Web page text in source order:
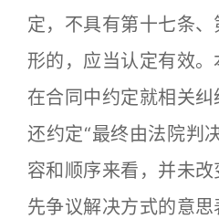
定，不具有第十七条
形的，应当认定有效
在合同中约定就相关纠
还约定“最终由法院判
容和顺序来看，并未
先争议解决方式的意